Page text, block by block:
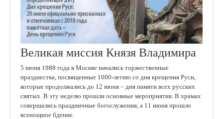
Великая миссия Князя Владимира
5 июня 1988 года в Москве начались торжественные
празднества, посвященные 1000-летию со дня крещения Руси,
которые продолжались до 12 июня – дня памяти всех русских
святых. В эту неделю прошли основные мероприятия. В храмах
совершались праздничные богослужения, а 11 июня прошло
всенощное бдение.